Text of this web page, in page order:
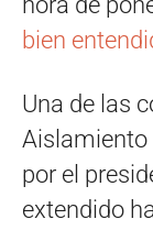
bien
Una de las
Aislamiento
por el
extendido